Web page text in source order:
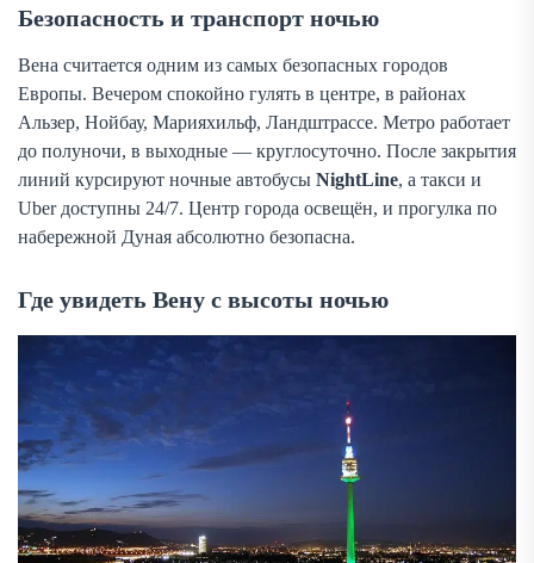
Безопасность и транспорт ночью
Вена считается одним из самых безопасных городов
Европы. Вечером спокойно гулять в центре, в районах
Альзер, Нойбау, Марияхильф, Ландштрассе. Метро работает
до полуночи, в выходные — круглосуточно. После закрытия
линий курсируют ночные автобусы NightLine, а такси и
Uber доступны 24/7. Центр города освещён, и прогулка по
набережной Дуная абсолютно безопасна.
Где увидеть Вену с высоты ночью